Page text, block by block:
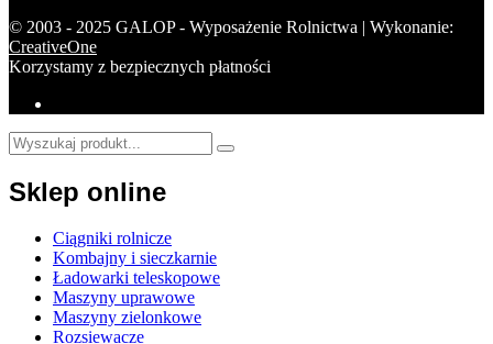
© 2003 - 2025 GALOP - Wyposażenie Rolnictwa | Wykonanie:
CreativeOne
Korzystamy z bezpiecznych płatności
Sklep online
Ciągniki rolnicze
Kombajny i sieczkarnie
Ładowarki teleskopowe
Maszyny uprawowe
Maszyny zielonkowe
Rozsiewacze